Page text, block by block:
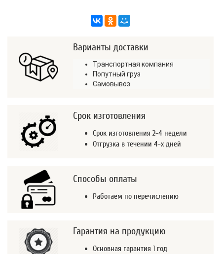
Варианты доставки
Транспортная компания
Попутный груз
Самовывоз
Срок изготовления
Срок изготовления 2-4 недели
Отгрузка в течении 4-х дней
Способы оплаты
Работаем по перечислению
Гарантия на продукцию
Основная гарантия 1 год